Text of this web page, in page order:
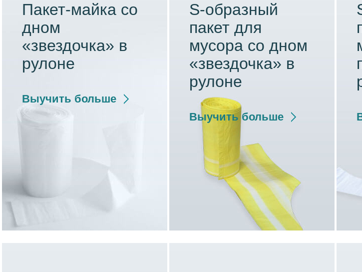
Пакет-майка со
дном
«звездочка» в
рулоне
Выучить больше
S-образный
пакет для
мусора со дном
«звездочка» в
рулоне
Выучить больше